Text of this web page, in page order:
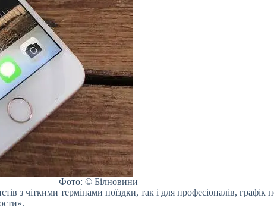
Фото: © Білновини
з чіткими термінами поїздки, так і для професіоналів, графік